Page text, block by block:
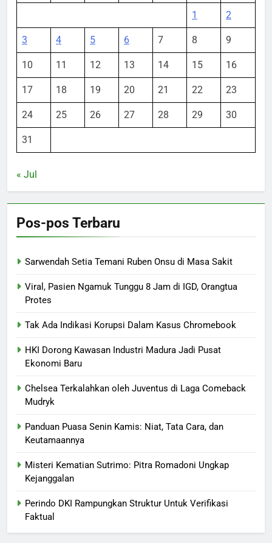
1 2
3 4 5 6 7 8 9
10 11 12 13 14 15 16
17 18 19 20 21 22 23
24 25 26 27 28 29 30
31
« Jul
Pos-pos Terbaru
Sarwendah Setia Temani Ruben Onsu di Masa Sakit
Viral, Pasien Ngamuk Tunggu 8 Jam di IGD, Orangtua
Protes
Tak Ada Indikasi Korupsi Dalam Kasus Chromebook
HKI Dorong Kawasan Industri Madura Jadi Pusat
Ekonomi Baru
Chelsea Terkalahkan oleh Juventus di Laga Comeback
Mudryk
Panduan Puasa Senin Kamis: Niat, Tata Cara, dan
Keutamaannya
Misteri Kematian Sutrimo: Pitra Romadoni Ungkap
Kejanggalan
Perindo DKI Rampungkan Struktur Untuk Verifikasi
Faktual